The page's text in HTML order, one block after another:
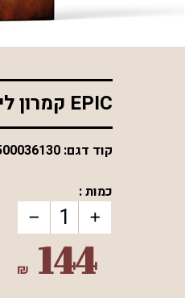
EPIC קמרון לימיטד אדישן
קוד דגם:
כמות :
144
₪